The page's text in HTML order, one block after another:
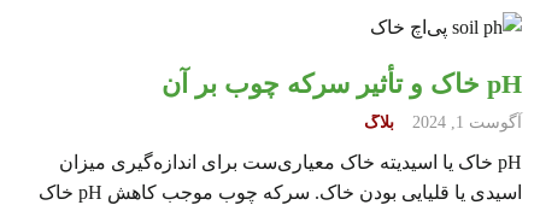
pH خاک و تأثیر سرکه چوب بر آن
آگوست 1, 2024 بلاگ
pH خاک یا اسیدیته خاک معیاری‌ست برای اندازه‌گیری میزان
اسیدی یا قلیایی بودن خاک. سرکه چوب موجب کاهش pH خاک